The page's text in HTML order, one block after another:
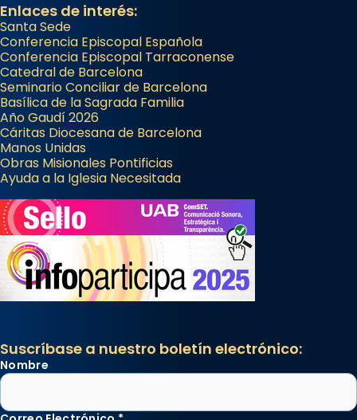
Enlaces de interés:
Santa Sede
Conferencia Episcopal Española
Conferencia Episcopal Tarraconense
Catedral de Barcelona
Seminario Conciliar de Barcelona
Basílica de la Sagrada Familia
Año Gaudí 2026
Cáritas Diocesana de Barcelona
Manos Unidas
Obras Misionales Pontificias
Ayuda a la Iglesia Necesitada
Suscríbase a nuestro boletín electrónico:
Nombre